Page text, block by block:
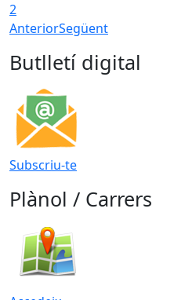
2
AnteriorSegüent
Butlletí digital
Subscriu-te
Plànol / Carrers